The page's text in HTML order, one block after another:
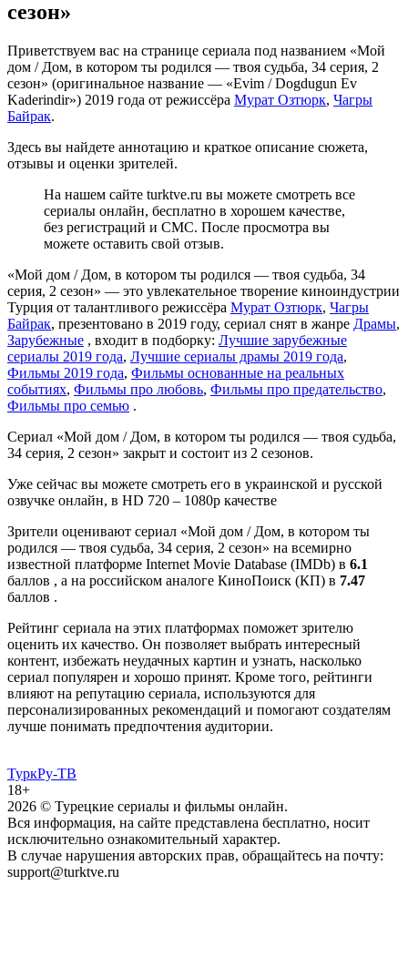
сезон»
Приветствуем вас на странице сериала под названием «Мой
дом / Дом, в котором ты родился — твоя судьба, 34 серия, 2
сезон» (оригинальное название — «Evim / Dogdugun Ev
Kaderindir») 2019 года от режиссёра Мурат Озтюрк, Чагры
Байрак.
Здесь вы найдете аннотацию и краткое описание сюжета,
отзывы и оценки зрителей.
На нашем сайте turktve.ru вы можете смотреть все
сериалы онлайн, бесплатно в хорошем качестве,
без регистраций и СМС. После просмотра вы
можете оставить свой отзыв.
«Мой дом / Дом, в котором ты родился — твоя судьба, 34
серия, 2 сезон» — это увлекательное творение киноиндустрии
Турция от талантливого режиссёра Мурат Озтюрк, Чагры
Байрак, презентовано в 2019 году, сериал снят в жанре Драмы,
Зарубежные , входит в подборку: Лучшие зарубежные
сериалы 2019 года, Лучшие сериалы драмы 2019 года,
Фильмы 2019 года, Фильмы основанные на реальных
событиях, Фильмы про любовь, Фильмы про предательство,
Фильмы про семью .
Сериал «Мой дом / Дом, в котором ты родился — твоя судьба,
34 серия, 2 сезон» закрыт и состоит из 2 сезонов.
Уже сейчас вы можете смотреть его в украинской и русской
озвучке онлайн, в HD 720 – 1080p качестве
Зрители оценивают сериал «Мой дом / Дом, в котором ты
родился — твоя судьба, 34 серия, 2 сезон» на всемирно
известной платформе Internet Movie Database (IMDb) в 6.1
баллов , а на российском аналоге КиноПоиск (КП) в 7.47
баллов .
Рейтинг сериала на этих платформах поможет зрителю
оценить их качество. Он позволяет выбрать интересный
контент, избежать неудачных картин и узнать, насколько
сериал популярен и хорошо принят. Кроме того, рейтинги
влияют на репутацию сериала, используются для
персонализированных рекомендаций и помогают создателям
лучше понимать предпочтения аудитории.
ТуркРу-ТВ
18+
2026 © Турецкие сериалы и фильмы онлайн.
Вся информация, на сайте представлена бесплатно, носит
исключительно ознакомительный характер.
В случае нарушения авторских прав, обращайтесь на почту:
support@turktve.ru